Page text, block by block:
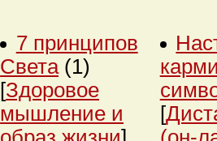
7 принципов
Света (1)
[Здоровое
мышление и
[